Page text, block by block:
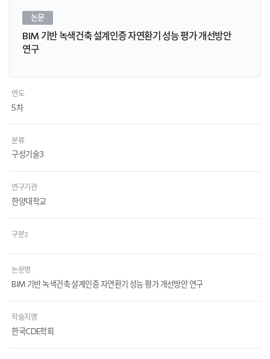
논문
BIM 기반 녹색건축 설계인증 자연환기 성능 평가 개선방안
연구
연도
5차
분류
구성기술3
연구기관
한양대학교
구분2
논문명
BIM 기반 녹색건축 설계인증 자연환기 성능 평가 개선방안 연구
학술지명
한국CDE학회